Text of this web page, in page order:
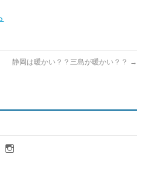
静岡は暖かい？？三島が暖かい？？ →